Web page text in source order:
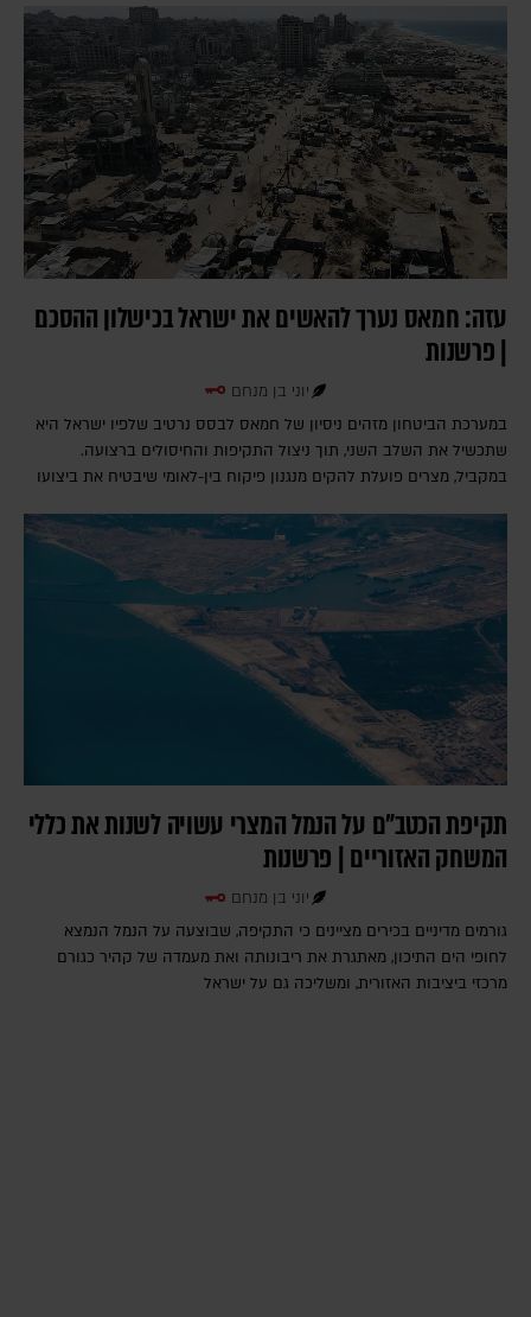
עזה: חמאס נערך להאשים את ישראל בכישלון ההסכם
| פרשנות
יוני בן מנחם
במערכת הביטחון מזהים ניסיון של חמאס לבסס נרטיב שלפיו ישראל היא
שתכשיל את השלב השני, תוך ניצול התקיפות והחיסולים ברצועה.
במקביל, מצרים פועלת להקים מנגנון פיקוח בין-לאומי שיבטיח את ביצועו
תקיפת הכטב"ם על הנמל המצרי עשויה לשנות את כללי
המשחק האזוריים | פרשנות
יוני בן מנחם
גורמים מדיניים בכירים מציינים כי התקיפה, שבוצעה על הנמל הנמצא
לחופי הים התיכון, מאתגרת את ריבונותה ואת מעמדה של קהיר כגורם
מרכזי ביציבות האזורית, ומשליכה גם על ישראל